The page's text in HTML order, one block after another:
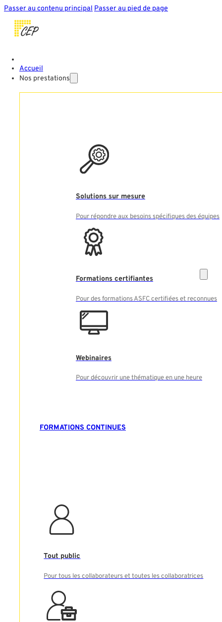
Passer au contenu principal Passer au pied de page
Accueil
Nos prestations
Solutions sur mesure
Pour répondre aux besoins spécifiques des équipes
Formations certifiantes
Pour des formations ASFC certifiées et reconnues
Webinaires
Pour découvrir une thématique en une heure
FORMATIONS CONTINUES
Tout public
Pour tous les collaborateurs et toutes les collaboratrices